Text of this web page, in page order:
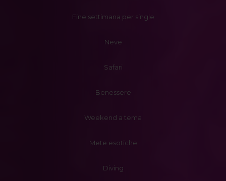
Fine settimana per single
Neve
Safari
Benessere
Weekend a tema
Mete esotiche
Diving